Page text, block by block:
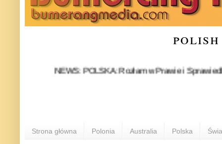
NEWS: POLSKA: Rozłam w Prawie i
Strona główna Polonia Australia Polska